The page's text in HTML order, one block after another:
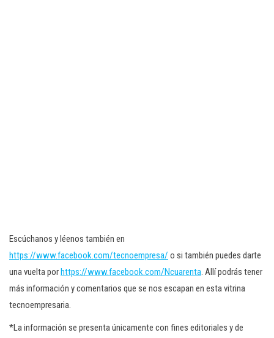
Escúchanos y léenos también en
https://www.facebook.com/tecnoempresa/ o si también puedes darte
una vuelta porhttps://www.facebook.com/Ncuarenta. Allí podrás tener
más información y comentarios que se nos escapan en esta vitrina
tecnoempresaria.
*La información se presenta únicamente con fines editoriales y de